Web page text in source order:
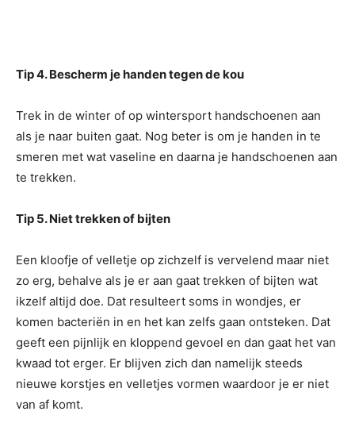
Tip 4. Bescherm je handen tegen de kou
Trek in de winter of op wintersport handschoenen aan
als je naar buiten gaat. Nog beter is om je handen in te
smeren met wat vaseline en daarna je handschoenen aan
te trekken.
Tip 5. Niet trekken of bijten
Een kloofje of velletje op zichzelf is vervelend maar niet
zo erg, behalve als je er aan gaat trekken of bijten wat
ikzelf altijd doe. Dat resulteert soms in wondjes, er
komen bacteriën in en het kan zelfs gaan ontsteken. Dat
geeft een pijnlijk en kloppend gevoel en dan gaat het van
kwaad tot erger. Er blijven zich dan namelijk steeds
nieuwe korstjes en velletjes vormen waardoor je er niet
van af komt.